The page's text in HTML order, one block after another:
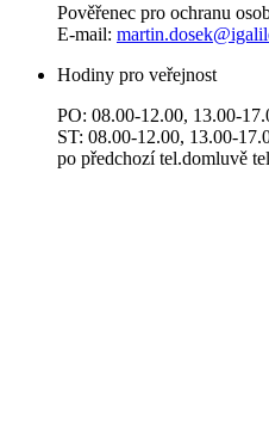
Pověřenec pro ochranu
E-mail:
Hodiny pro veřejnost
PO: 08.00-12.00, 13.00-
ST: 08.00-12.00, 13.00-
po předchozí tel.domluvě